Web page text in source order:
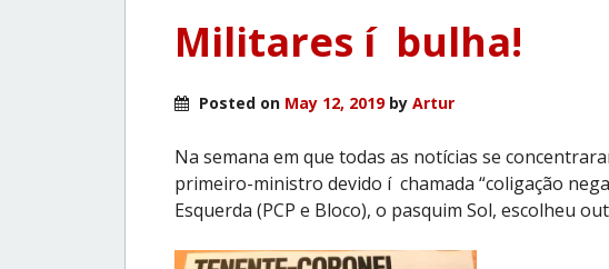
Militares í bulha!
Posted on May 12, 2019by Artur
Na semana em que todas as notícias se
primeiro-ministro devido í chamada “coligação
Esquerda (PCP e Bloco), o pasquim Sol, escolheu